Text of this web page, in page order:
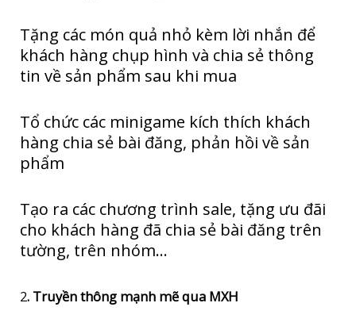
Tặng các món quả nhỏ kèm lời nhắn để
khách hàng chụp hình và chia sẻ thông
tin về sản phẩm sau khi mua
Tổ chức các minigame kích thích khách
hàng chia sẻ bài đăng, phản hồi về sản
phẩm
Tạo ra các chương trình sale, tặng ưu đãi
cho khách hàng đã chia sẻ bài đăng trên
tường, trên nhóm…
2. Truyền thông mạnh mẽ qua MXH